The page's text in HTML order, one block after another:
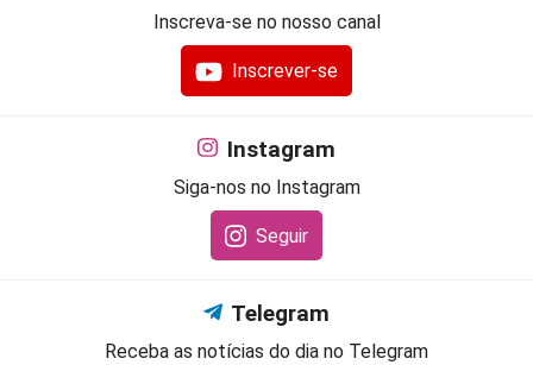
Inscreva-se no nosso canal
Inscrever-se
Instagram
Siga-nos no Instagram
Seguir
Telegram
Receba as notícias do dia no Telegram